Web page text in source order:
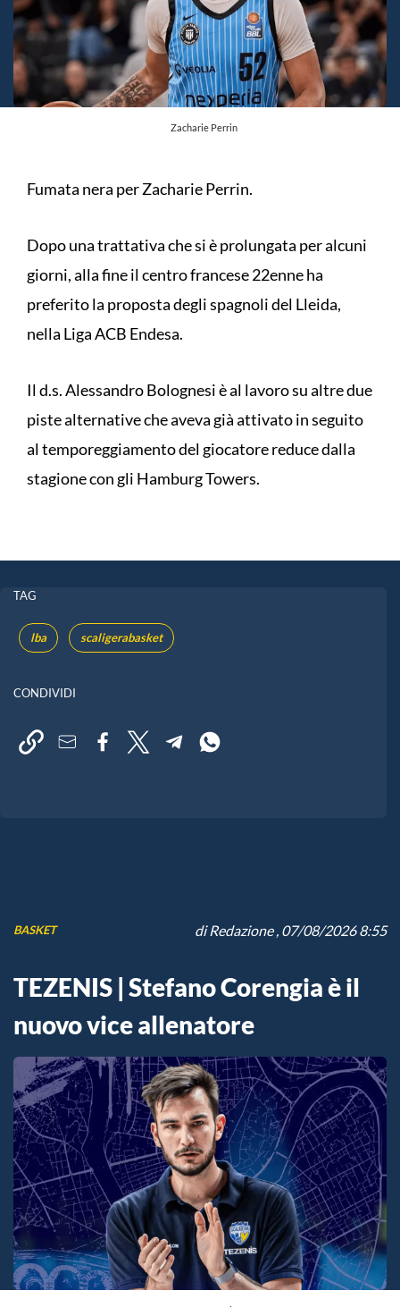
Zacharie Perrin
Fumata nera per Zacharie Perrin.
Dopo una trattativa che si è prolungata per alcuni
giorni, alla fine il centro francese 22enne ha
preferito la proposta degli spagnoli del Lleida,
nella Liga ACB Endesa.
Il d.s. Alessandro Bolognesi è al lavoro su altre due
piste alternative che aveva già attivato in seguito
al temporeggiamento del giocatore reduce dalla
stagione con gli Hamburg Towers.
TAG
lba scaligerabasket
CONDIVIDI
BASKET diRedazione, 07/08/2026 8:55
TEZENIS | Stefano Corengia è il
nuovo vice allenatore